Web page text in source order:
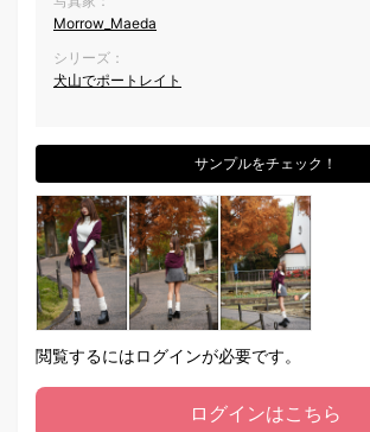
Morrow_Maeda
シリーズ：
犬山でポートレイト
サンプルをチェック！
閲覧するにはログインが必要です。
ログインはこちら